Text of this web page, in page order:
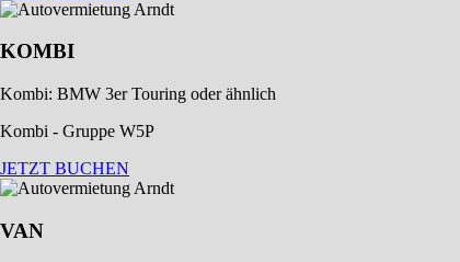
KOMBI
Kombi: BMW 3er Touring oder ähnlich
Kombi - Gruppe W5P
JETZT BUCHEN
VAN